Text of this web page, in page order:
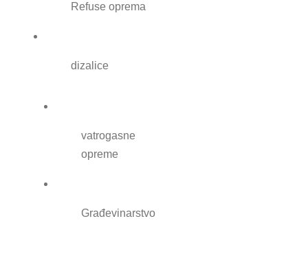
Refuse oprema
dizalice
vatrogasne
opreme
Građevinarstvo